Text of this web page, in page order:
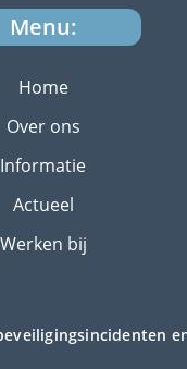
Menu:
Home
Over ons
Informatie
Actueel
Werken bij